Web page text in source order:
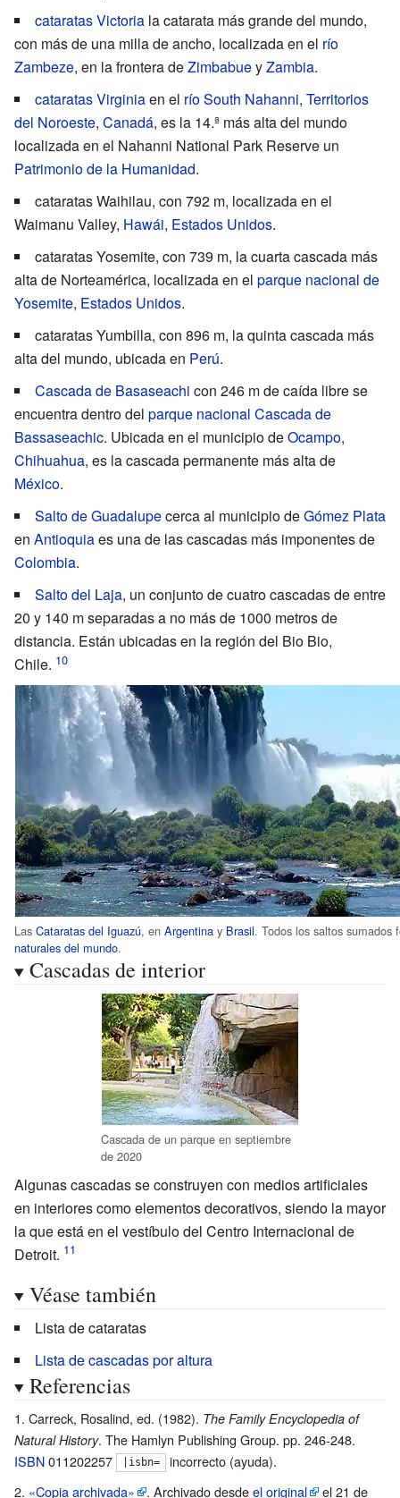
cataratas Victoria la catarata más grande del mundo,
con más de una milla de ancho, localizada en el río
Zambeze, en la frontera deZimbabueyZambia.
cataratas Virginiaen el río South Nahanni, Territorios
del Noroeste, Canadá, es la 14.ª más alta del mundo
localizada en el Nahanni National Park Reserve un
Patrimonio de la Humanidad.
cataratas Waihilau, con 792 m, localizada en el
Waimanu Valley, Hawái, Estados Unidos.
cataratas Yosemite, con 739 m, la cuarta cascada más
alta de Norteamérica, localizada en el parque nacional de
Yosemite, Estados Unidos.
cataratas Yumbilla, con 896 m, la quinta cascada más
alta del mundo, ubicada en Perú.
Cascada de Basaseachi con 246 m de caída libre se
encuentra dentro del parque nacional Cascada de
Bassaseachic. Ubicada en el municipio deOcampo,
Chihuahua, es la cascada permanente más alta de
México.
Salto de Guadalupecerca al municipio deGómez Plata
en Antioquiaes una de las cascadas más imponentes de
Colombia.
Salto del Laja, un conjunto de cuatro cascadas de entre
20 y 140 m separadas a no más de 1000 metros de
distancia. Están ubicadas en la región del Bio Bio,
Chile.
Las Cataratas del Iguazú, en Argentina y Brasil. Todos los saltos sumados
naturales del mundo.
Cascadas de interior
Cascada de un parque en septiembre
de 2020
Algunas cascadas se construyen con medios artificiales
en interiores como elementos decorativos, siendo la mayor
la que está en el vestíbulo del Centro Internacional de
Detroit.
Véase también
Lista de cataratas
Lista de cascadas por altura
Referencias
Carreck, Rosalind, ed. (1982). The Family Encyclopedia of
Natural History. The Hamlyn Publishing Group. pp. 246-248.
ISBN011202257 isbn= incorrecto (ayuda).
«Copia archivada»
. Archivado desdeel original el 21 de